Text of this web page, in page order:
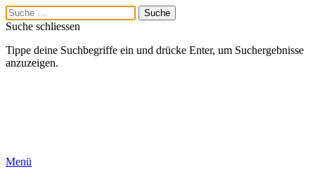
Suche schliessen
Tippe deine Suchbegriffe ein und drücke Enter, um Suchergebnisse
anzuzeigen.
Menü